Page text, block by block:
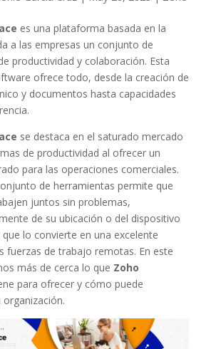
es una plataforma basada en la
a las empresas un conjunto de
productividad y colaboración. Esta
ofrece todo, desde la creación de
y documentos hasta capacidades
se destaca en el saturado mercado
de productividad al ofrecer un
para las operaciones comerciales.
de herramientas permite que
juntos sin problemas,
de su ubicación o del dispositivo
lo convierte en una excelente
fuerzas de trabajo remotas. En este
más de cerca lo que Zoho
para ofrecer y cómo puede